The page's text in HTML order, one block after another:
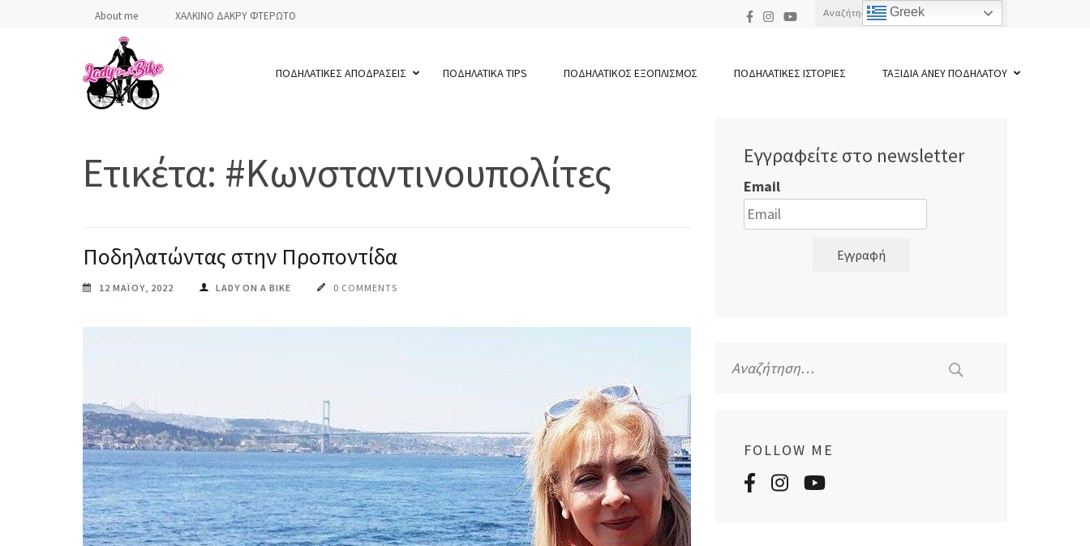
About me ΧΑΛΚΙΝΟ ΔΑΚΡΥ ΦΤΕΡΩΤΟ
Αναζήτηση
ΠΟΔΗΛΑΤΙΚΕΣ ΑΠΟΔΡΑΣΕΙΣ ΠΟΔΗΛΑΤΙΚΑ TIPS ΠΟΔΗΛΑΤΙΚΟΣ ΕΞΟΠΛΙΣΜΟΣ ΠΟΔΗΛΑΤΙΚΕΣ ΙΣΤΟΡΙΕΣ ΤΑΞΙΔΙΑ ΑΝΕΥ ΠΟΔΗΛΑΤΟΥ
Ετικέτα: #Κωνσταντινουπολίτες
Ποδηλατώντας στην Προποντίδα
12 ΜΑΪ́ΟΥ, 2022 LADY ON A BIKE 0 COMMENTS
Εγγραφείτε στο newsletter
Email
Εγγραφή
για:
FOLLOW ME
Greek